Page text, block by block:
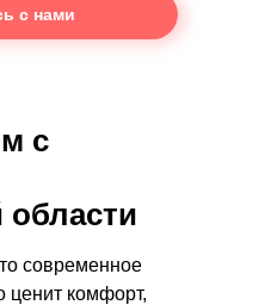
с нами
с
области
современное
ценит комфорт,